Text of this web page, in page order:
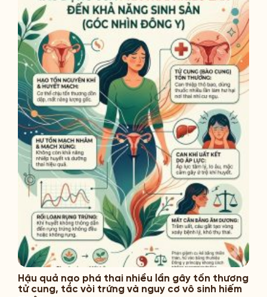
Hậu quả nạo phá thai nhiều lần gây tổn thương
tử cung, tắc vòi trứng và nguy cơ vô sinh hiếm